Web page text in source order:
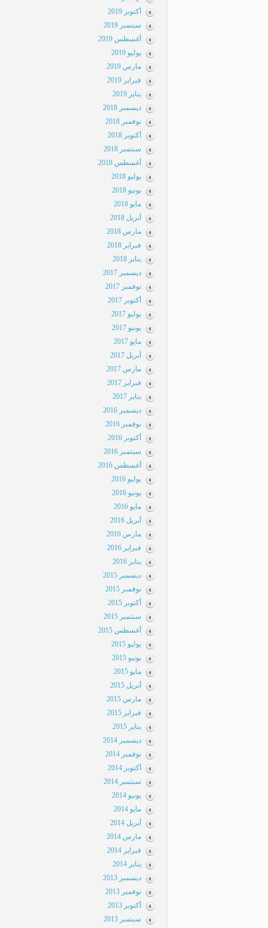
أكتوبر 2019
سبتمبر 2019
أغسطس 2019
يوليو 2019
مارس 2019
فبراير 2019
يناير 2019
ديسمبر 2018
نوفمبر 2018
أكتوبر 2018
سبتمبر 2018
أغسطس 2018
يوليو 2018
يونيو 2018
مايو 2018
أبريل 2018
مارس 2018
فبراير 2018
يناير 2018
ديسمبر 2017
نوفمبر 2017
أكتوبر 2017
يوليو 2017
يونيو 2017
مايو 2017
أبريل 2017
مارس 2017
فبراير 2017
يناير 2017
ديسمبر 2016
نوفمبر 2016
أكتوبر 2016
سبتمبر 2016
أغسطس 2016
يوليو 2016
يونيو 2016
مايو 2016
أبريل 2016
مارس 2016
فبراير 2016
يناير 2016
ديسمبر 2015
نوفمبر 2015
أكتوبر 2015
سبتمبر 2015
أغسطس 2015
يوليو 2015
يونيو 2015
مايو 2015
أبريل 2015
مارس 2015
فبراير 2015
يناير 2015
ديسمبر 2014
نوفمبر 2014
أكتوبر 2014
سبتمبر 2014
يونيو 2014
مايو 2014
أبريل 2014
مارس 2014
فبراير 2014
يناير 2014
ديسمبر 2013
نوفمبر 2013
أكتوبر 2013
سبتمبر 2013